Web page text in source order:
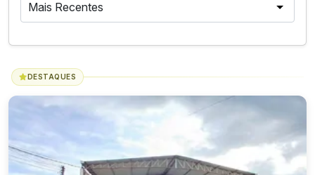
DESTAQUES